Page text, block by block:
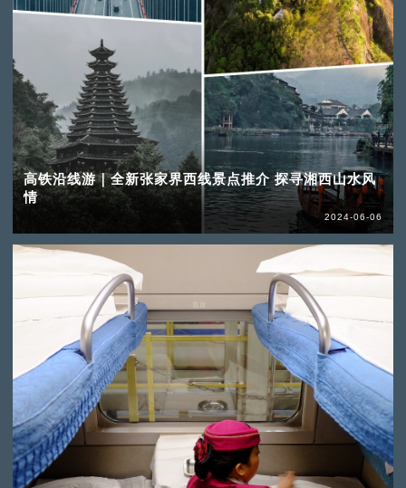
高铁沿线游｜全新张家界西线景点推介 探寻湘西山水风
情
2024-06-06